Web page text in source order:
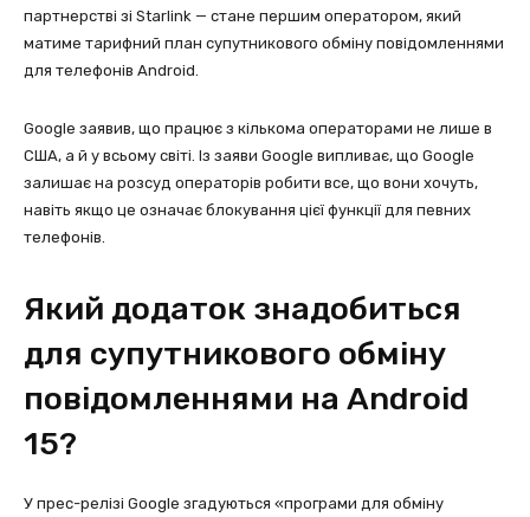
партнерстві зі Starlink — стане першим оператором, який
матиме тарифний план супутникового обміну повідомленнями
для телефонів Android.
Google заявив, що працює з кількома операторами не лише в
США, а й у всьому світі. Із заяви Google випливає, що Google
залишає на розсуд операторів робити все, що вони хочуть,
навіть якщо це означає блокування цієї функції для певних
телефонів.
Який додаток знадобиться
для супутникового обміну
повідомленнями на Android
15?
У прес-релізі Google згадуються «програми для обміну